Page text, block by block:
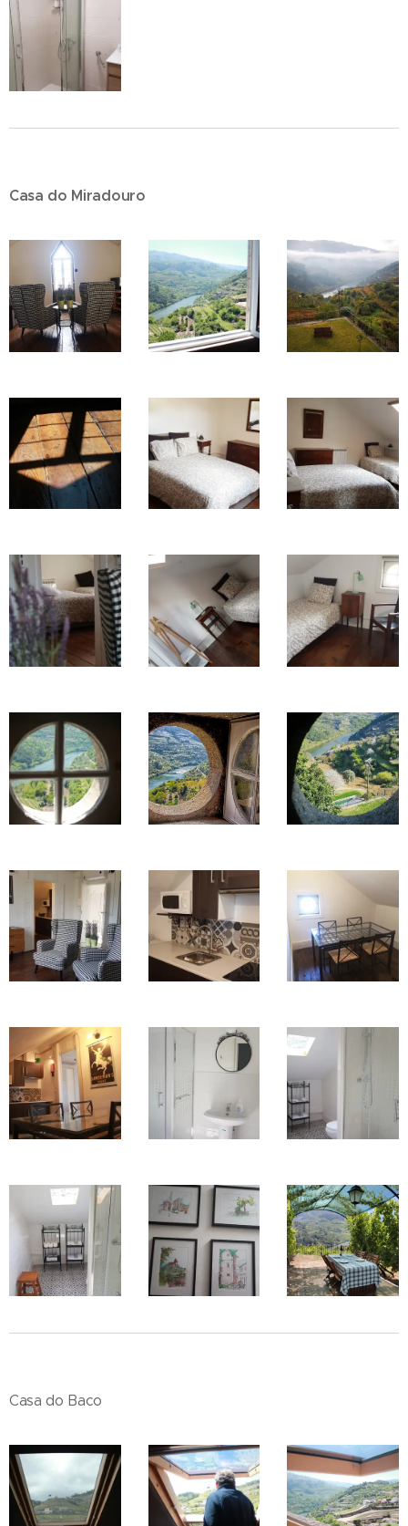
Casa do Miradouro
Casa do Baco